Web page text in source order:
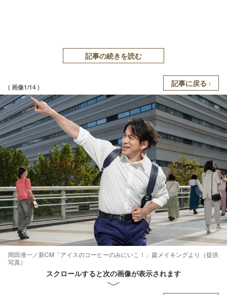
記事の続きを読む
( 画像1/14 ) 記事に戻る
岡田准一／新CM「アイスのコーヒーのみにいこ！」篇メイキングより（提供
写真）
スクロールすると次の画像が表示されます